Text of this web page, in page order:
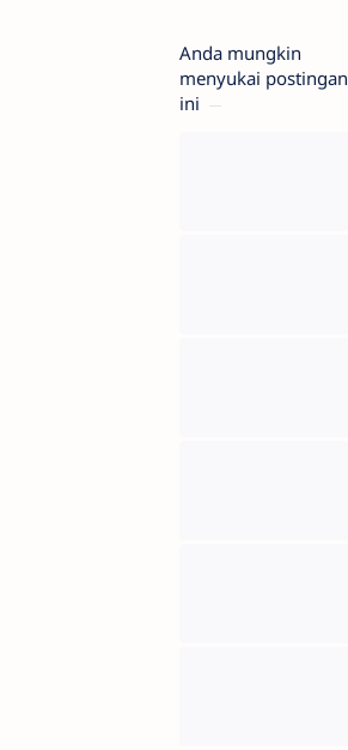
Anda mungkin
menyukai postingan
ini